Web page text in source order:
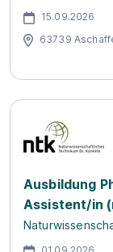
15.09.2026
63739
Ausbildung
Assistent/in
01.09.2026